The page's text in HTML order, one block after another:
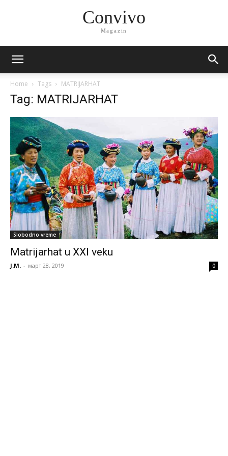
Convivo
Magazin
Home Tags MATRIJARHAT
Tag: MATRIJARHAT
Slobodno vreme
Matrijarhat u XXI veku
J.M. - март 28, 2019 0